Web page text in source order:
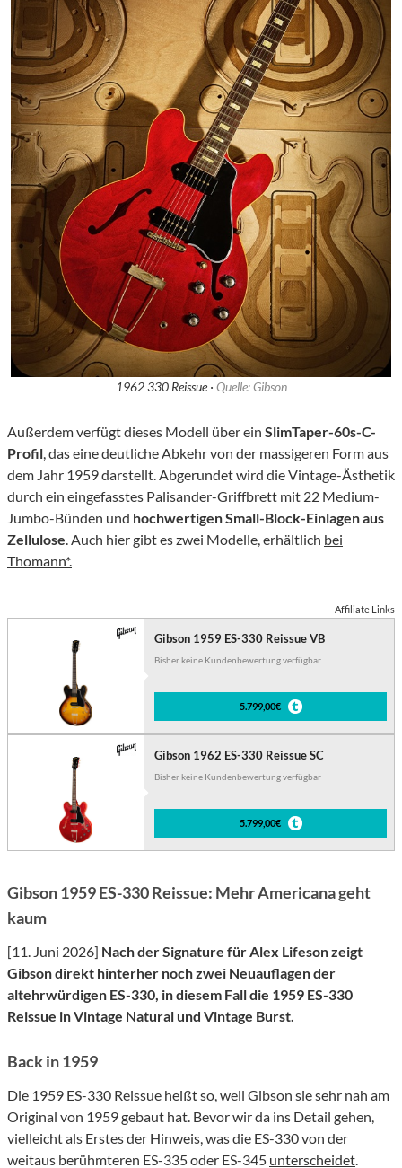
1962 330 Reissue · Quelle: Gibson
Außerdem verfügt dieses Modell über ein SlimTaper-60s-C-
Profil, das eine deutliche Abkehr von der massigeren Form aus
dem Jahr 1959 darstellt. Abgerundet wird die Vintage-Ästhetik
durch ein eingefasstes Palisander-Griffbrett mit 22 Medium-
Jumbo-Bünden und hochwertigen Small-Block-Einlagen aus
Zellulose. Auch hier gibt es zwei Modelle, erhältlich bei
Thomann*.
Affiliate Links
Gibson 1959 ES-330 Reissue VB
Bisher keine Kundenbewertung verfügbar
5.799,00€
Gibson 1962 ES-330 Reissue SC
Bisher keine Kundenbewertung verfügbar
5.799,00€
Gibson 1959 ES-330 Reissue: Mehr Americana geht
kaum
[11. Juni 2026] Nach der Signature für Alex Lifeson zeigt
Gibson direkt hinterher noch zwei Neuauflagen der
altehrwürdigen ES-330, in diesem Fall die 1959 ES-330
Reissue in Vintage Natural und Vintage Burst.
Back in 1959
Die 1959 ES-330 Reissue heißt so, weil Gibson sie sehr nah am
Original von 1959 gebaut hat. Bevor wir da ins Detail gehen,
vielleicht als Erstes der Hinweis, was die ES-330 von der
weitaus berühmteren ES-335 oder ES-345 unterscheidet.